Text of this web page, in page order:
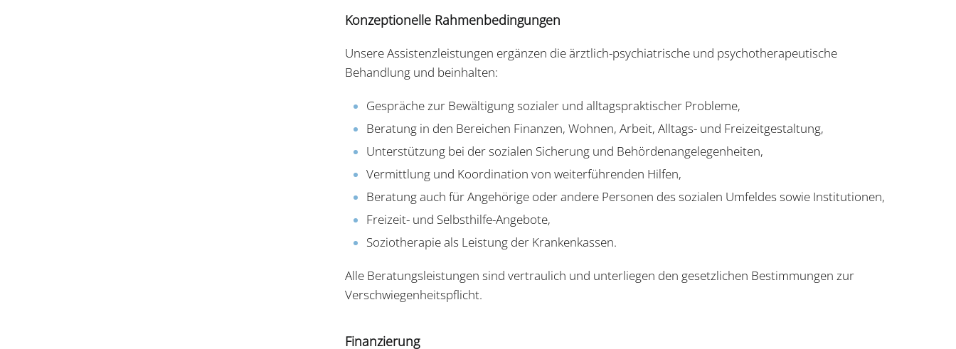
Konzeptionelle Rahmenbedingungen
Unsere Assistenzleistungen ergänzen die ärztlich-psychiatrische und psychotherapeutische
Behandlung und beinhalten:
Gespräche zur Bewältigung sozialer und alltagspraktischer Probleme,
Beratung in den Bereichen Finanzen, Wohnen, Arbeit, Alltags- und Freizeitgestaltung,
Unterstützung bei der sozialen Sicherung und Behördenangelegenheiten,
Vermittlung und Koordination von weiterführenden Hilfen,
Beratung auch für Angehörige oder andere Personen des sozialen Umfeldes sowie Institutionen,
Freizeit- und Selbsthilfe-Angebote,
Soziotherapie als Leistung der Krankenkassen.
Alle Beratungsleistungen sind vertraulich und unterliegen den gesetzlichen Bestimmungen zur
Verschwiegenheitspflicht.
Finanzierung